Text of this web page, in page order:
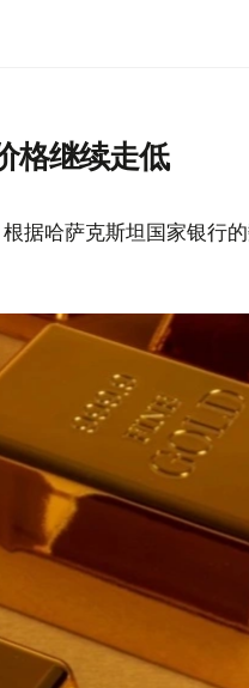
格继续走低
根据哈萨克斯坦国家银行